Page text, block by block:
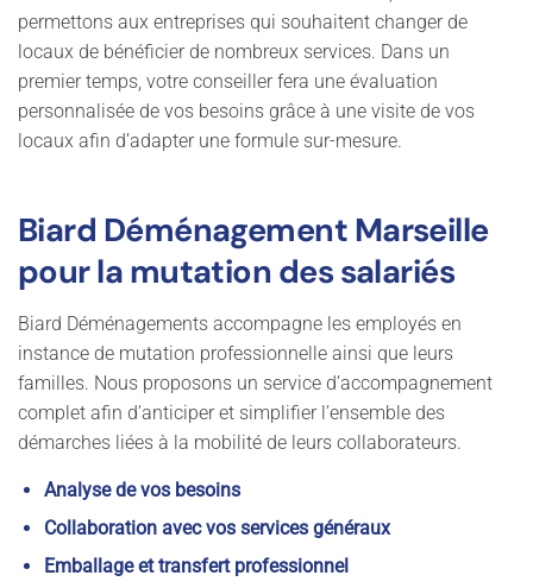
permettons aux entreprises qui souhaitent changer de
locaux de bénéficier de nombreux services. Dans un
premier temps, votre conseiller fera une évaluation
personnalisée de vos besoins grâce à une visite de vos
locaux afin d’adapter une formule sur-mesure.
Biard Déménagement Marseille
pour la mutation des salariés
Biard Déménagements accompagne les employés en
instance de mutation professionnelle ainsi que leurs
familles. Nous proposons un service d’accompagnement
complet afin d’anticiper et simplifier l’ensemble des
démarches liées à la mobilité de leurs collaborateurs.
Analyse de vos besoins
Collaboration avec vos services généraux
Emballage et transfert professionnel